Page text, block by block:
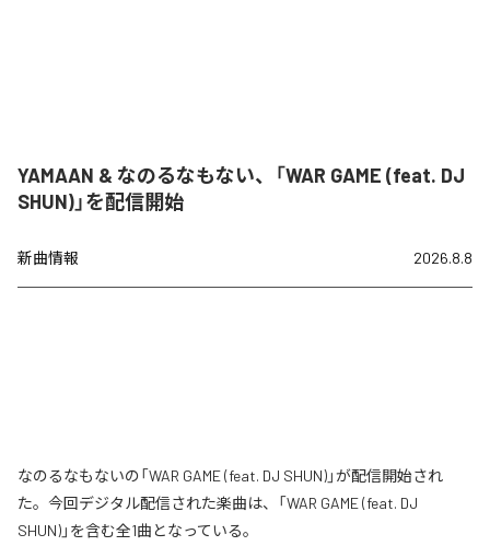
YAMAAN & なのるなもない、「WAR GAME (feat. DJ
SHUN)」を配信開始
新曲情報 2026.8.8
なのるなもないの「WAR GAME (feat. DJ SHUN)」が配信開始され
た。今回デジタル配信された楽曲は、「WAR GAME (feat. DJ
SHUN)」を含む全1曲となっている。